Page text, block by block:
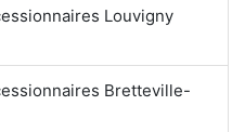
Louvigny
Bretteville-